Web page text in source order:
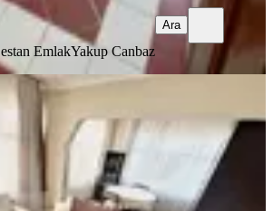
EmlakYakup Canbaz
Ara
Kocamustafapaşada 2+1 Eşyalı
Daire
Sümbül Efendi Mahallesi
4. Kat·04.08.2026